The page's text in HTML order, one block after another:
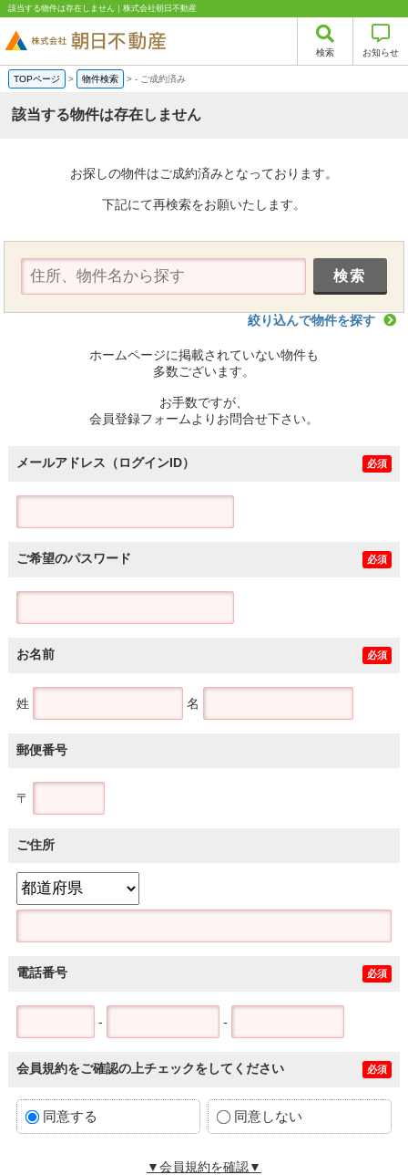
該当する物件は存在しません｜株式会社朝日不動産
検索 お知らせ
TOPページ > 物件検索 >- ご成約済み
該当する物件は存在しません
お探しの物件はご成約済みとなっております。
下記にて再検索をお願いたします。
絞り込んで物件を探す
ホームページに掲載されていない物件も
多数ございます。
お手数ですが、
会員登録フォームよりお問合せ下さい。
メールアドレス（ログインID） 必須
ご希望のパスワード 必須
お名前 必須
姓 名
郵便番号
〒
ご住所
電話番号 必須
- -
会員規約をご確認の上チェックをしてください 必須
同意する 同意しない
▼会員規約を確認▼